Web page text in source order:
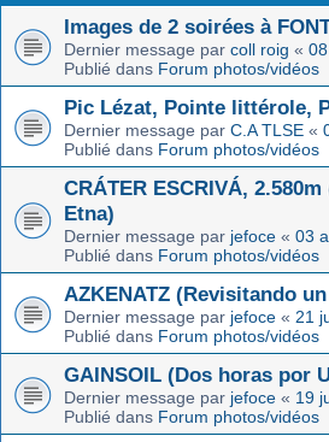
Images de 2 soirées à
Dernier message par coll roig «
Publié dans Forum photos/vidéos
Pic Lézat, Pointe littérole,
Dernier message par C.A TLSE «
Publié dans Forum photos/vidéos
CRÁTER ESCRIVÁ,
Etna)
Dernier message par jefoce « 03
Publié dans Forum photos/vidéos
AZKENATZ (Revisitando
Dernier message par jefoce « 21
Publié dans Forum photos/vidéos
GAINSOIL (Dos horas por
Dernier message par jefoce « 19
Publié dans Forum photos/vidéos